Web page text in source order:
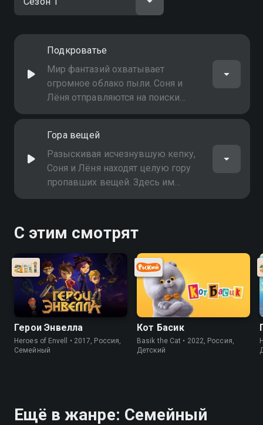
Подкроватье
Мир фантазий охватывает
огромное облако пыли. Соня и
Лёня отправляются на поиски
генерала Пылесоса, который
Гора вещей
Разыскивая исчезнувшую кепку,
Соня и Лёня находят целую гору
пропавших вещей. Здесь им
предстоит столкнуться с
С этим смотрят
Герои Энвелла
Heroes of Envell • 2017, Россия,
Cемейный
Кот Басик
Basik the Cat • 2022, Россия,
Детский
Ещё в жанре: Cемейный